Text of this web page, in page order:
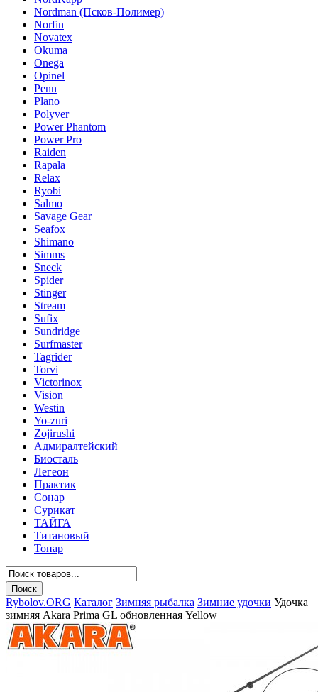
Nordman (Псков-Полимер)
Norfin
Novatex
Okuma
Onega
Opinel
Penn
Plano
Polyver
Power Phantom
Power Pro
Raiden
Rapala
Relax
Ryobi
Salmo
Savage Gear
Seafox
Shimano
Simms
Sneck
Spider
Stinger
Stream
Sufix
Sundridge
Surfmaster
Tagrider
Torvi
Victorinox
Vision
Westin
Yo-zuri
Zojirushi
Адмиралтейский
Биосталь
Легеон
Практик
Сонар
Сурикат
ТАЙГА
Титановый
Тонар
Rybolov.ORG Каталог Зимняя рыбалка Зимние удочки Удочка
зимняя Akara Prima GL обновленная Yellow